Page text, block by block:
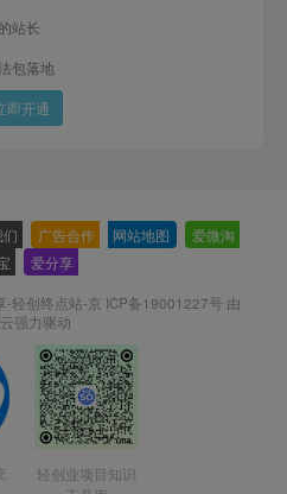
站长
包落地
即开通
广告合作 网站地图 爱微淘
爱分享
-轻创终点站-京 ICP备19001227号 由
强力驱动
轻创业项目知识